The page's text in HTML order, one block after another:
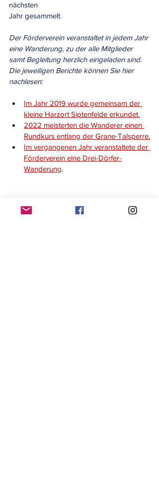
nächsten
Jahr gesammelt.
Der Förderverein veranstaltet in jedem Jahr
eine Wanderung, zu der alle Mitglieder
samt Begleitung herzlich eingeladen sind.
Die jeweiligen Berichte können Sie hier
nachlesen:
Im Jahr 2019 wurde gemeinsam der
kleine Harzort Siptenfelde erkundet.
2022 meisterten die Wanderer einen
Rundkurs entlang der Grane-Talsperre.
Im vergangenen Jahr veranstaltete der
Förderverein eine Drei-Dörfer-
Wanderung.
#förderverein